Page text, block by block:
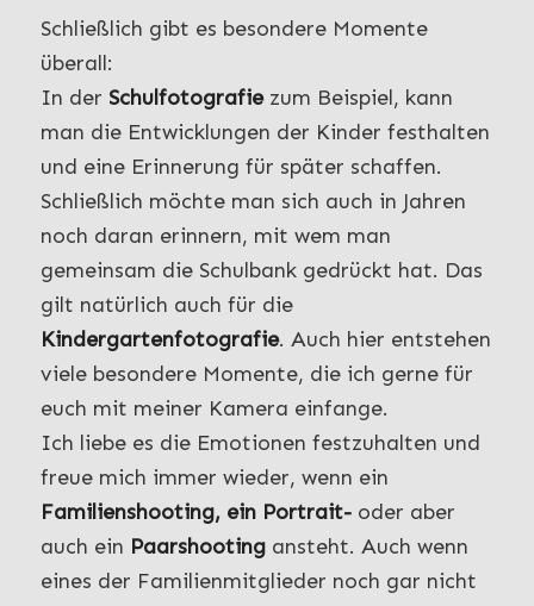
Schließlich gibt es besondere Momente
überall:
In der Schulfotografie zum Beispiel, kann
man die Entwicklungen der Kinder festhalten
und eine Erinnerung für später schaffen.
Schließlich möchte man sich auch in Jahren
noch daran erinnern, mit wem man
gemeinsam die Schulbank gedrückt hat. Das
gilt natürlich auch für die
Kindergartenfotografie. Auch hier entstehen
viele besondere Momente, die ich gerne für
euch mit meiner Kamera einfange.
Ich liebe es die Emotionen festzuhalten und
freue mich immer wieder, wenn ein
Familienshooting, ein Portrait- oder aber
auch ein Paarshooting ansteht. Auch wenn
eines der Familienmitglieder noch gar nicht